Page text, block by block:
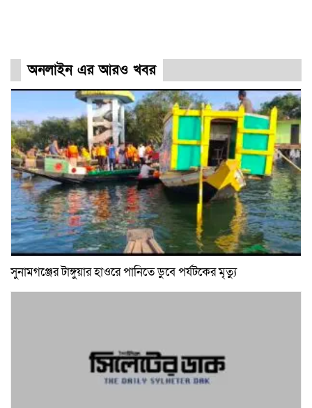
অনলাইন এর আরও খবর
সুনামগঞ্জের টাঙ্গুয়ার হাওরে পানিতে ডুবে পর্যটকের মৃত্যু